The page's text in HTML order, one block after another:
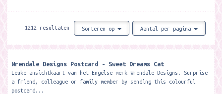
1212 resultaten Sorteren op Aantal per pagina
Wrendale Designs Postcard - Sweet Dreams Cat
Leuke ansichtkaart van het Engelse merk Wrendale Designs. Surprise
a friend, colleague or family member by sending this colourful
postcard...